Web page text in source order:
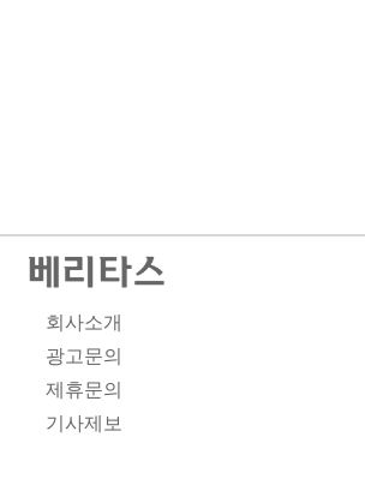
회사소개
광고문의
제휴문의
기사제보